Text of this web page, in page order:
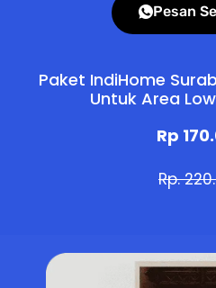
Pesan
Paket IndiHome
Untuk Area
Rp
Rp.